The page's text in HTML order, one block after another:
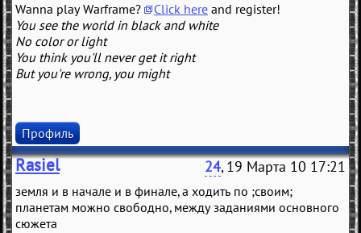
Wanna play Warframe? Click here and register!
You see the world in black and white
No color or light
You think you'll never get it right
But you're wrong, you might
Профиль
Rasiel 24, 19 Марта 10 17:21
земля и в начале и в финале, а ходить по ;своим;
планетам можно свободно, между заданиями основного
сюжета